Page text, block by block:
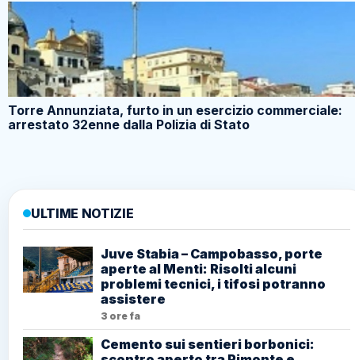
Torre Annunziata, furto in un esercizio commerciale:
arrestato 32enne dalla Polizia di Stato
ULTIME NOTIZIE
Juve Stabia – Campobasso, porte
aperte al Menti: Risolti alcuni
problemi tecnici, i tifosi potranno
assistere
3 ore fa
Cemento sui sentieri borbonici: